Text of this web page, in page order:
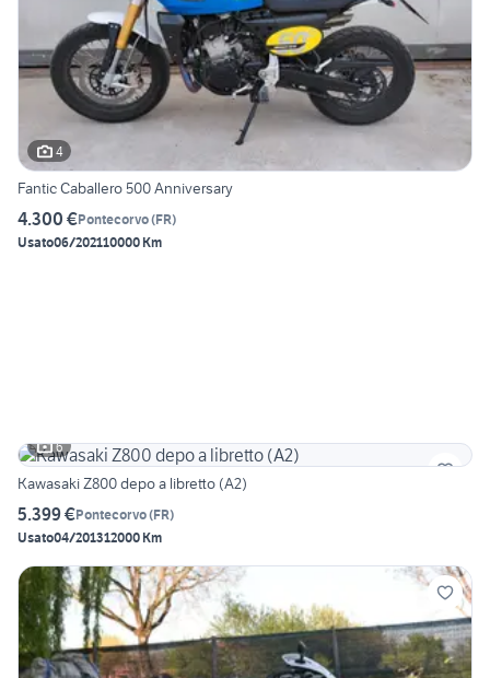
4
Fantic Caballero 500 Anniversary
4.300 €Pontecorvo(FR)
Usato06/202110000 Km
6
Kawasaki Z800 depo a libretto (A2)
5.399 €Pontecorvo(FR)
Usato04/201312000 Km